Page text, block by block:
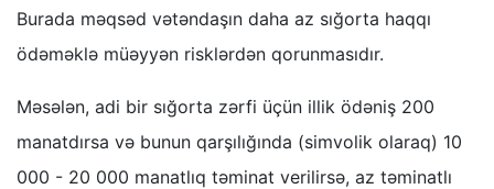
Burada məqsəd vətəndaşın daha az sığorta haqqı
ödəməklə müəyyən risklərdən qorunmasıdır.
Məsələn, adi bir sığorta zərfi üçün illik ödəniş 200
manatdırsa və bunun qarşılığında (simvolik olaraq) 10
000 - 20 000 manatlıq təminat verilirsə, az təminatlı